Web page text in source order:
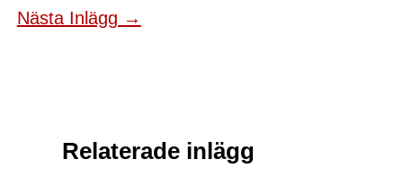
Nästa Inlägg →
Relaterade inlägg